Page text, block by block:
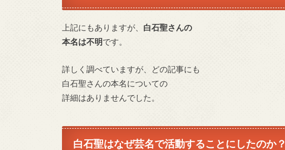
上記にもありますが、 白石聖さんの
本名は不明です。
詳しく調べていますが、どの記事にも
白石聖さんの本名についての
詳細はありませんでした。
白石聖はなぜ芸名で活動することにしたのか？